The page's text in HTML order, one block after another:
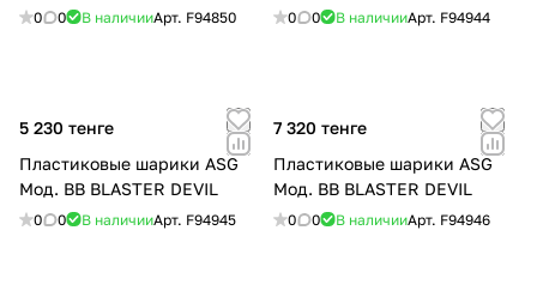
0 0 В наличииАрт. F94850 0 0 В наличииАрт. F94944
5 230 тенге
Пластиковые шарики ASG
Мод. BB BLASTER DEVIL
0 0 В наличииАрт. F94945
7 320 тенге
Пластиковые шарики ASG
Мод. BB BLASTER DEVIL
0 0 В наличииАрт. F94946